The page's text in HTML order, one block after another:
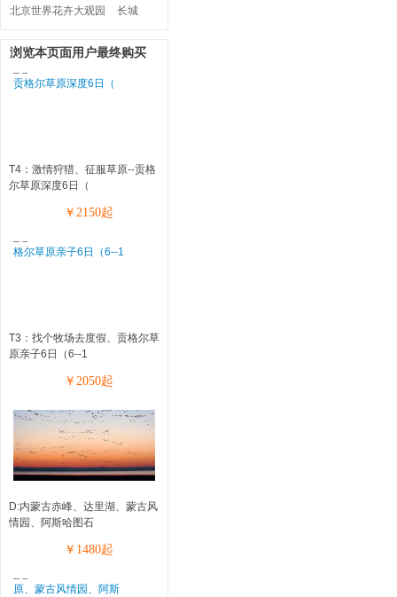
北京世界花卉大观园 长城
浏览本页面用户最终购买
T4：激情狩猎、征服草原--贡格
尔草原深度6日（
￥ 2150起
T3：找个牧场去度假、贡格尔草
原亲子6日（6--1
￥ 2050起
D:内蒙古赤峰、达里湖、蒙古风
情园、阿斯哈图石
￥ 1480起